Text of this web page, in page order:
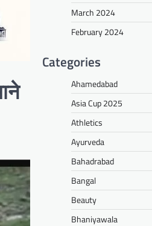
March 2024
February 2024
Categories
Ahamedabad
Asia Cup 2025
Athletics
Ayurveda
Bahadrabad
Bangal
Beauty
Bhaniyawala